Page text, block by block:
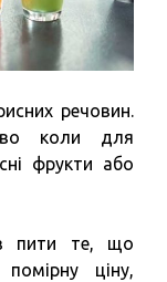
речовин.
коли для
фрукти або
пити те, що
ціну,